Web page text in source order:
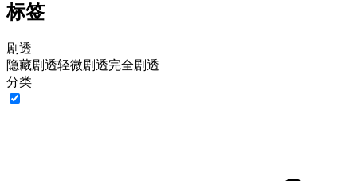
标签
剧透
隐藏剧透轻微剧透完全剧透
分类